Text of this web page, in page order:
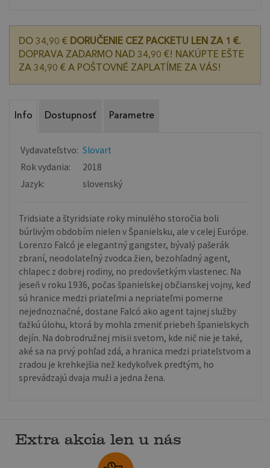
DO 34,90 € DORUČENIE CEZ PACKETU LEN ZA 1 €.
DOPRAVA ZADARMO NAD 34,90 €! NAKÚPTE EŠTE
ZA 34,90 € A POŠTOVNÉ ZAPLATÍME ZA VÁS!
Info Dostupnosť Parametre
Vydavateľstvo: Slovart
Rok vydania:
2018
Jazyk:
slovenský
Tridsiate a štyridsiate roky minulého storočia boli
búrlivým obdobím nielen v Španielsku, ale v celej Európe.
Lorenzo Falcó je elegantný gangster, bývalý pašerák
zbraní, neodolateľný zvodca žien, bezohľadný agent,
chlapec z dobrej rodiny, no predovšetkým vlastenec. Na
jeseň v roku 1936, počas španielskej občianskej vojny, keď
sú hranice medzi priateľmi a nepriateľmi pomerne
nejednoznačné, dostane Falcó ako agent tajnej služby
ťažkú úlohu, ktorá by mohla zmeniť priebeh španielskych
dejín. Na dobrodružnej misii svetom, kde nič nie je také,
aké sa na prvý pohľad zdá, a hranica medzi priateľstvom a
zradou je krehkejšia než kedykoľvek predtým, ho
sprevádzajú dvaja muži a jedna žena.
Extra akcia len u nás